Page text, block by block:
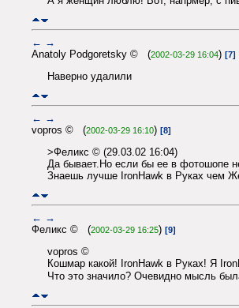
← →
Anatoly Podgoretsky © (2002-03-29 16:04) [7]
Наверно удалили
← →
vopros © (2002-03-29 16:10) [8]
>Феликс © (29.03.02 16:04)
Да бывает.Но если бы ее в фотошопе
Знаешь лучше IronHawk в Руках чем
← →
Феликс © (2002-03-29 16:25) [9]
vopros ©
Кошмар какой! IronHawk в Руках! Я
Что это значило? Очевидно мысль